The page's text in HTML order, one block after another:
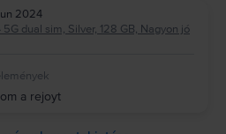
2024
dual sim, Silver, 128 GB, Nagyon jó
a rejoyt